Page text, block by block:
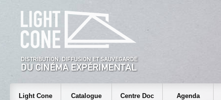
Light Cone Catalogue Centre Doc Agenda